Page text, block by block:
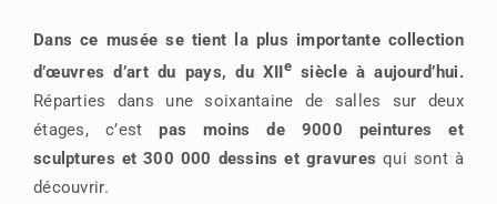
Dans ce musée se tient la plus importante collection
d’œuvres d’art du pays, du XIIe siècle à aujourd’hui.
Réparties dans une soixantaine de salles sur deux
étages, c’estpas moins de 9000 peintures et
sculptures et 300 000 dessins et gravures qui sont à
découvrir.